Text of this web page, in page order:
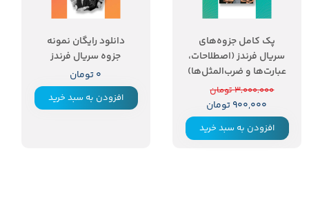
پک کامل جزوه‌های
سریال فرندز (اصطلاحات،
عبارت‌ها و ضرب‌المثل‌ها)
۳,۰۰۰,۰۰۰ تومان
۹۰۰,۰۰۰ تومان
افزودن به سبد خرید
دانلود رایگان نمونه
جزوه سریال فرندز
۰ تومان
افزودن به سبد خرید